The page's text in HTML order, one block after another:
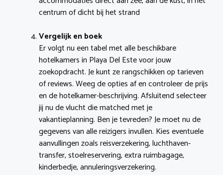
centrum of dicht bij het strand
Vergelijk en boek
Er volgt nu een tabel met alle beschikbare
hotelkamers in Playa Del Este voor jouw
zoekopdracht. Je kunt ze rangschikken op tarieven
of reviews. Weeg de opties af en controleer de prijs
en de hotelkamer-beschrijving. Afsluitend selecteer
jij nu de vlucht die matched met je
vakantieplanning. Ben je tevreden? Je moet nu de
gegevens van alle reizigers invullen. Kies eventuele
aanvullingen zoals reisverzekering, luchthaven-
transfer, stoelreservering, extra ruimbagage,
kinderbedje, annuleringsverzekering.